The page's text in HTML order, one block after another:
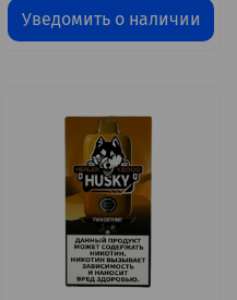
Уведомить о наличии